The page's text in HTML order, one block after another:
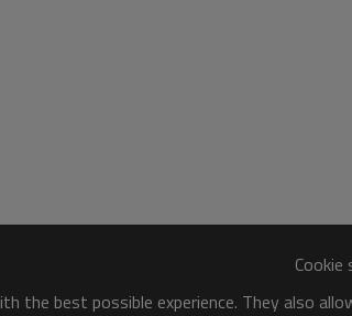
the best possible experience. They also